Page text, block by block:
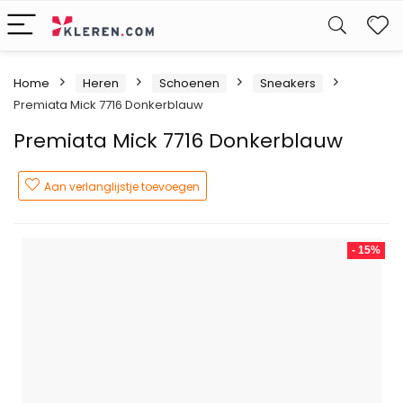
Home Heren Schoenen
Sneakers
Premiata Mick 7716 Donkerblauw
Premiata Mick 7716 Donkerblauw
Aan verlanglijstje toevoegen
- 15%